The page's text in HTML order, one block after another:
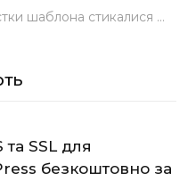
Вже кілька разів під час верстки шаблона стикалися з проблемою, коли замість контактної форми, згенерованої…
та SSL для
безкоштовно за